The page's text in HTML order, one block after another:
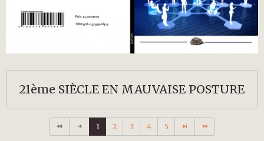
21ème SIÈCLE EN MAUVAISE POSTURE
1 2 3 4 5